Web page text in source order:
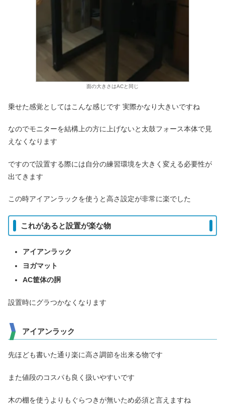
面の大きさはACと同じ
乗せた感覚としてはこんな感じです 実際かなり大きいですね
なのでモニターを結構上の方に上げないと太鼓フォース本体で見
えなくなります
ですので設置する際には自分の練習環境を大きく変える必要性が
出てきます
この時アイアンラックを使うと高さ設定が非常に楽でした
これがあると設置が楽な物
アイアンラック
ヨガマット
AC筐体の胴
設置時にグラつかなくなります
アイアンラック
先ほども書いた通り楽に高さ調節を出来る物です
また値段のコスパも良く扱いやすいです
木の棚を使うよりもぐらつきが無いため必須と言えますね